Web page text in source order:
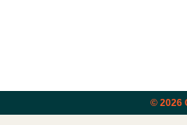
© 2026